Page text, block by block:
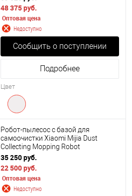
48 375 руб.
Оптовая цена
Недоступно
Сообщить о поступлении
Подробнее
Цвет
Робот-пылесос с базой для
самоочистки Xiaomi Mijia Dust
Collecting Mopping Robot
(STYTJ05ZHM)
35 250 руб.
22 500 руб.
Оптовая цена
Недоступно